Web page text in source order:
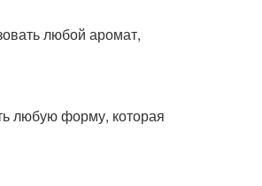
любой аромат,
любую форму, которая